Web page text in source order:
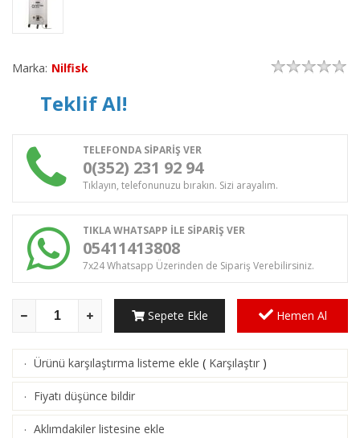
Marka: Nilfisk
Teklif Al!
TELEFONDA SİPARİŞ VER
0(352) 231 92 94
Tıklayın, telefonunuzu bırakın. Sizi arayalım.
TIKLA WHATSAPP İLE SİPARİŞ VER
05411413808
7x24 Whatsapp Üzerinden de Sipariş Verebilirsiniz.
Sepete Ekle Hemen Al
· Ürünü karşılaştırma listeme ekle ( Karşılaştır )
· Fiyatı düşünce bildir
· Aklımdakiler listesine ekle